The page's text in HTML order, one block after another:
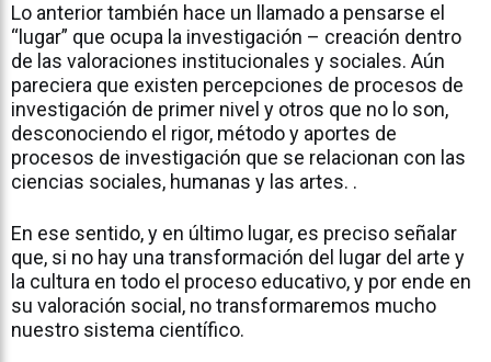
Lo anterior también hace un llamado a pensarse el
“lugar” que ocupa la investigación – creación dentro
de las valoraciones institucionales y sociales. Aún
pareciera que existen percepciones de procesos de
investigación de primer nivel y otros que no lo son,
desconociendo el rigor, método y aportes de
procesos de investigación que se relacionan con las
ciencias sociales, humanas y las artes. .
En ese sentido, y en último lugar, es preciso señalar
que, si no hay una transformación del lugar del arte y
la cultura en todo el proceso educativo, y por ende en
su valoración social, no transformaremos mucho
nuestro sistema científico.